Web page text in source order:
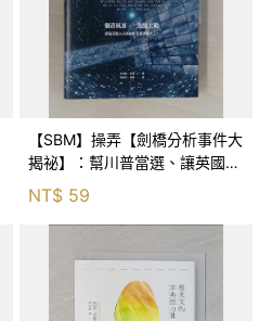
【SBM】操弄【劍橋分析事件大
揭祕】：幫川普當選、讓英國脫
歐，看大數據、Facebook 如何
洩露你的個資來操弄你的選擇？
_布特妮．凱瑟,
NT$ 59